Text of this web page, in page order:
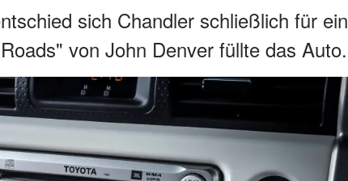
sich Chandler schließlich für ein
von John Denver füllte das Auto.